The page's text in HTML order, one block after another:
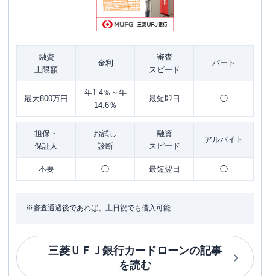
融資
上限額
金利
審査
スピード
パート
最大800万円
年1.4％～年
14.6％
最短即日 ◯
担保・
保証人
お試し
診断
融資
スピード
アルバイト
不要 ◯ 最短翌日 ◯
※審査通過後であれば、土日祝でも借入可能
三菱ＵＦＪ銀行カードローンの記事
を読む